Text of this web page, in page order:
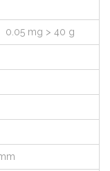
0.05 mg > 40 g